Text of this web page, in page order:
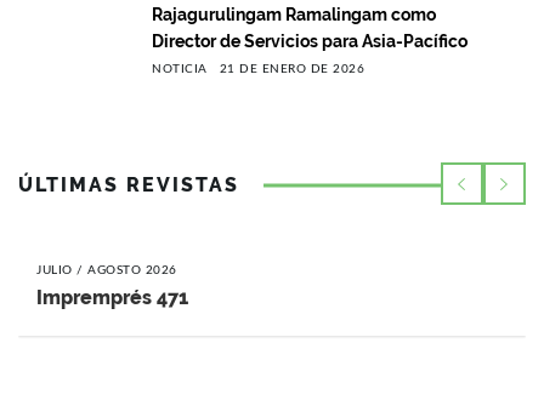
Rajagurulingam Ramalingam como
Director de Servicios para Asia-Pacífico
NOTICIA 21 DE ENERO DE 2026
ÚLTIMAS REVISTAS
JULIO / AGOSTO 2026
Impremprés 471